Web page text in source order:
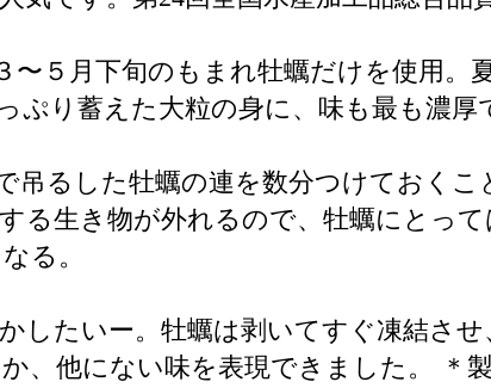
５月下旬のもまれ牡蠣だけを使用。
り蓄えた大粒の身に、味も最も濃厚
るした牡蠣の連を数分つけておくこ
る生き物が外れるので、牡蠣にとっ
る。
したいー。牡蠣は剥いてすぐ凍結さ
、他にない味を表現できました。 ＊